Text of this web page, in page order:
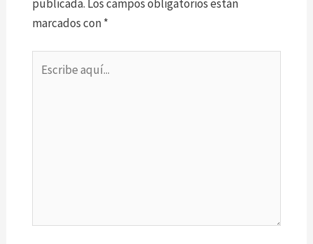
publicada. Los campos obligatorios están
marcados con*
aquí...